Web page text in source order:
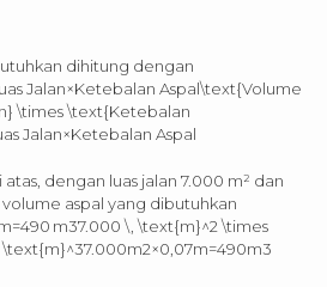
dihitung dengan
Jalan×Ketebalan Aspal\text{Volume
\times \text{Ketebalan
Jalan×Ketebalan Aspal
dengan luas jalan 7.000 m² dan
aspal yang dibutuhkan
m37.000 \, \text{m}^2 \times